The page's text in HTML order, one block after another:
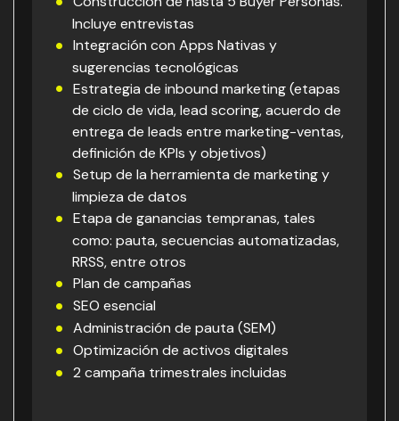
Incluye entrevistas
Integración con Apps Nativas y
sugerencias tecnológicas
Estrategia de inbound marketing (etapas
de ciclo de vida, lead scoring, acuerdo de
entrega de leads entre marketing-ventas,
definición de KPIs y objetivos)
Setup de la herramienta de marketing y
limpieza de datos
Etapa de ganancias tempranas, tales
como: pauta, secuencias automatizadas,
RRSS, entre otros
Plan de campañas
SEO esencial
Administración de pauta (SEM)
Optimización de activos digitales
2 campaña trimestrales incluidas